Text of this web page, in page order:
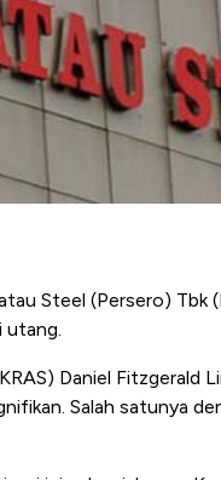
Steel (Persero) Tbk
utang.
Daniel Fitzgerald
Salah satunya